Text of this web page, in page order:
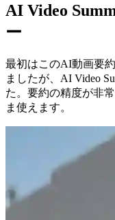
AI Video
ー
最初はこのAI動画要
ましたが、AI Video
た。要約の精度が非
ま使えます。